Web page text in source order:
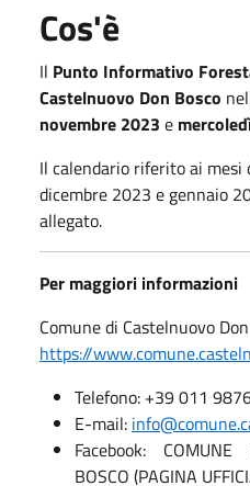
Cos'è
Il Punto Informativo
Castelnuovo Don Bosco
novembre 2023 e
Il calendario riferito ai mesi
dicembre 2023 e gennaio
allegato.
Per maggiori informazioni
Comune di Castelnuovo
https://
Telefono: +39 011
E-mail:
Facebook:
BOSCO (PAGINA